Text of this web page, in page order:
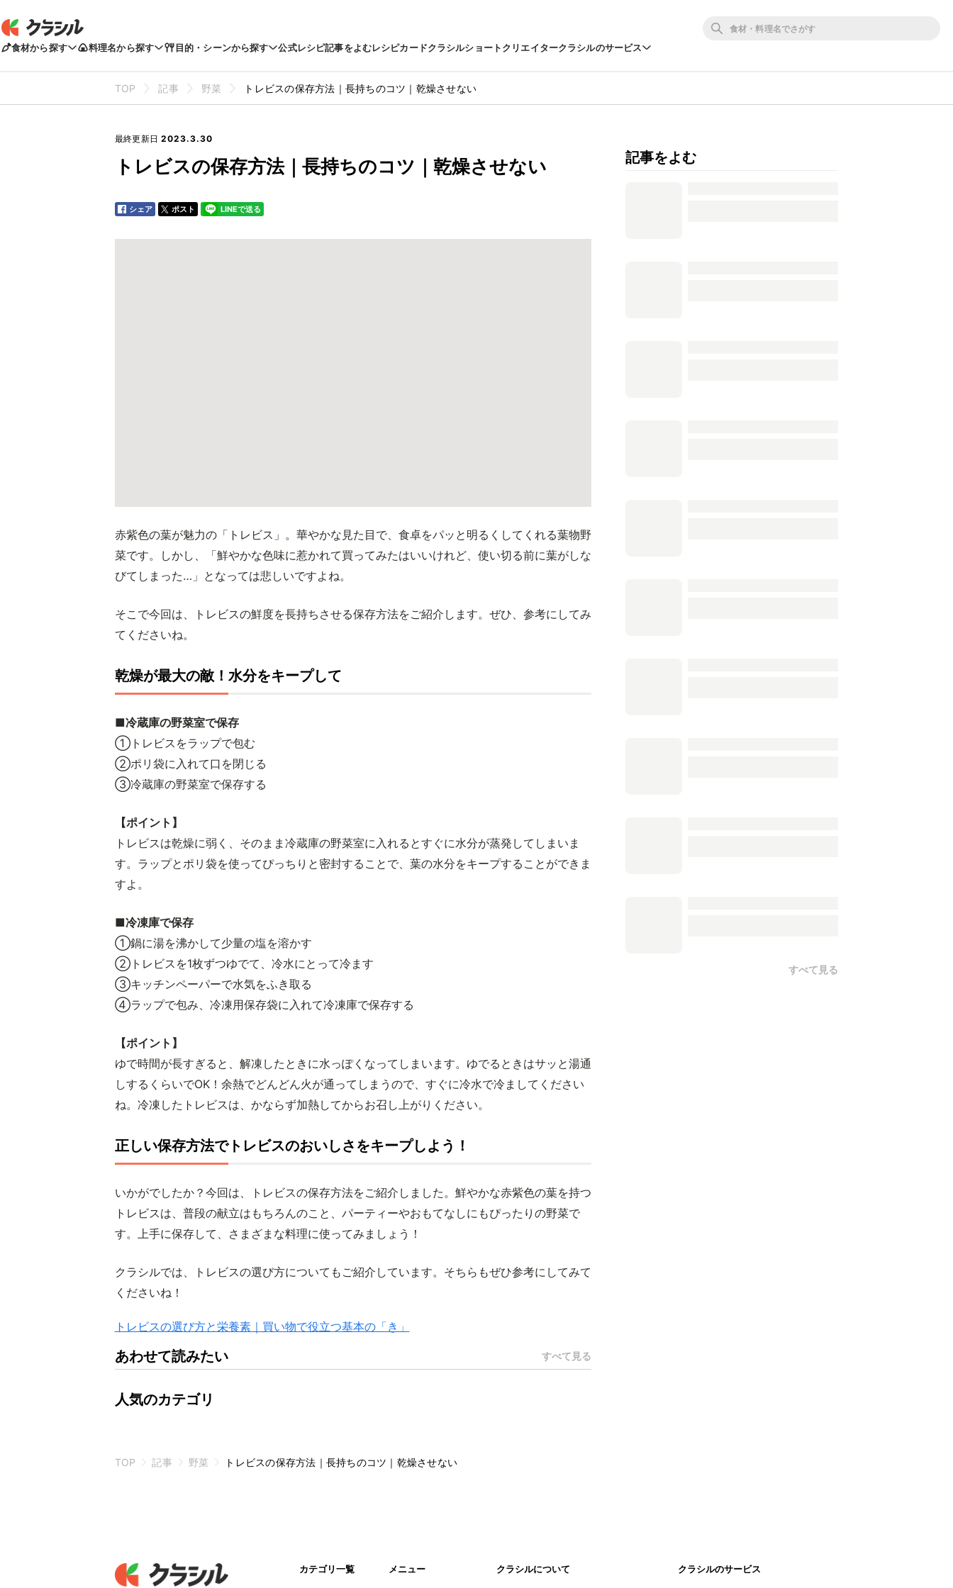
食材から探す 料理名から探す 目的・シーンから探す 公式レシピ記事をよむレシピカードクラシルショートクリエイタークラシルのサービス
TOP 記事 野菜 トレビスの保存方法｜長持ちのコツ｜乾燥させない
最終更新日 2023.3.30
トレビスの保存方法｜長持ちのコツ｜乾燥させない
シェア ポスト LINEで送る
赤紫色の葉が魅力の「トレビス」。華やかな見た目で、食卓をパッと明るくしてくれる葉物野
菜です。しかし、「鮮やかな色味に惹かれて買ってみたはいいけれど、使い切る前に葉がしな
びてしまった…」となっては悲しいですよね。
そこで今回は、トレビスの鮮度を長持ちさせる保存方法をご紹介します。ぜひ、参考にしてみ
てくださいね。
乾燥が最大の敵！水分をキープして
■冷蔵庫の野菜室で保存
①トレビスをラップで包む
②ポリ袋に入れて口を閉じる
③冷蔵庫の野菜室で保存する
【ポイント】
トレビスは乾燥に弱く、そのまま冷蔵庫の野菜室に入れるとすぐに水分が蒸発してしまいま
す。ラップとポリ袋を使ってぴっちりと密封することで、葉の水分をキープすることができま
すよ。
■冷凍庫で保存
①鍋に湯を沸かして少量の塩を溶かす
②トレビスを1枚ずつゆでて、冷水にとって冷ます
③キッチンペーパーで水気をふき取る
④ラップで包み、冷凍用保存袋に入れて冷凍庫で保存する
【ポイント】
ゆで時間が長すぎると、解凍したときに水っぽくなってしまいます。ゆでるときはサッと湯通
しするくらいでOK！余熱でどんどん火が通ってしまうので、すぐに冷水で冷ましてください
ね。冷凍したトレビスは、かならず加熱してからお召し上がりください。
正しい保存方法でトレビスのおいしさをキープしよう！
いかがでしたか？今回は、トレビスの保存方法をご紹介しました。鮮やかな赤紫色の葉を持つ
トレビスは、普段の献立はもちろんのこと、パーティーやおもてなしにもぴったりの野菜で
す。上手に保存して、さまざまな料理に使ってみましょう！
クラシルでは、トレビスの選び方についてもご紹介しています。そちらもぜひ参考にしてみて
くださいね！
トレビスの選び方と栄養素｜買い物で役立つ基本の「き」
あわせて読みたい すべて見る
人気のカテゴリ
記事をよむ
すべて見る
TOP 記事 野菜 トレビスの保存方法｜長持ちのコツ｜乾燥させない
カテゴリ一覧 メニュー クラシルについて クラシルのサービス